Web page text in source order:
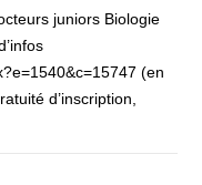
juniors Biologie
(en
d’inscription,